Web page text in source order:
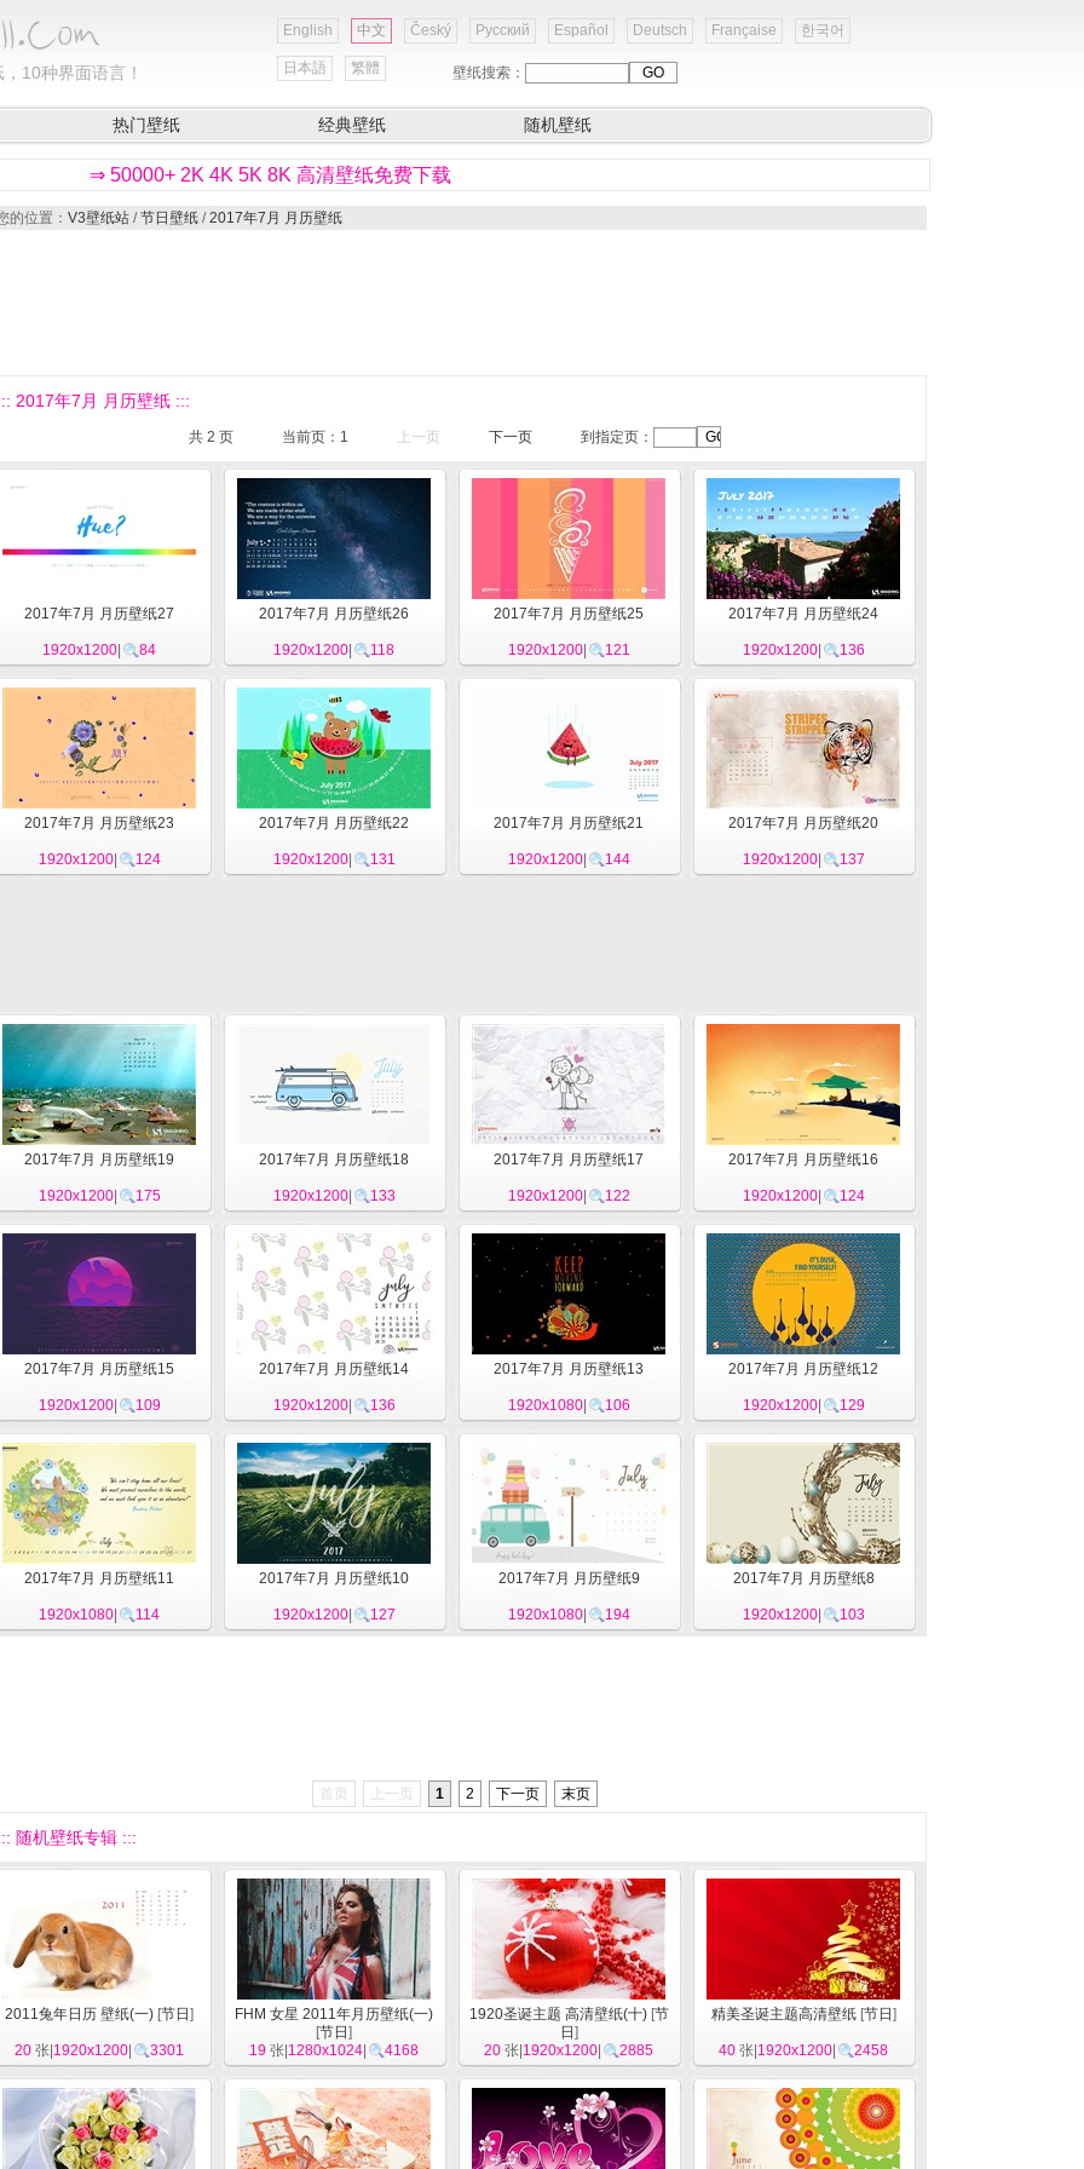
10种界面语言！
English 中文 Český Русский Español Deutsch Française 한국어
日本語 繁體 壁纸搜索：
热门壁纸 经典壁纸 随机壁纸
⇒ 50000+ 2K 4K 5K 8K 高清壁纸免费下载
的位置： V3壁纸站 /节日壁纸 /2017年7月 月历壁纸
2017年7月 月历壁纸 :::
共 2 页 当前页： 1 上一页 下一页 到指定页：
2017年7月 月历壁纸27
1920x1200 84
2017年7月 月历壁纸26
1920x1200 118
2017年7月 月历壁纸25
1920x1200| 121
2017年7月 月历壁纸24
1920x1200| 136
2017年7月 月历壁纸23
1920x1200| 124
2017年7月 月历壁纸22
1920x1200| 131
2017年7月 月历壁纸21
1920x1200| 144
2017年7月 月历壁纸20
1920x1200| 137
2017年7月 月历壁纸19
1920x1200| 175
2017年7月 月历壁纸18
1920x1200| 133
2017年7月 月历壁纸17
1920x1200| 122
2017年7月 月历壁纸16
1920x1200| 124
2017年7月 月历壁纸15
1920x1200| 109
2017年7月 月历壁纸14
1920x1200| 136
2017年7月 月历壁纸13
1920x1080| 106
2017年7月 月历壁纸12
1920x1200| 129
2017年7月 月历壁纸11
1920x1080 114
2017年7月 月历壁纸10
1920x1200| 127
2017年7月 月历壁纸9
1920x1080| 194
2017年7月 月历壁纸8
1920x1200| 103
首页 上一页 1 2 下一页 末页
随机壁纸专辑 :::
2011兔年日历 壁纸(一) [节日 ]
20 张| 1920x1200 3301
FHM 女星 2011年月历壁纸(一)
[节日 ]
19 张| 1280x1024 4168
1920圣诞主题 高清壁纸(十)[节
日 ]
20 张| 1920x1200 2885
精美圣诞主题高清壁纸[节日 ]
40 张| 1920x1200 2458